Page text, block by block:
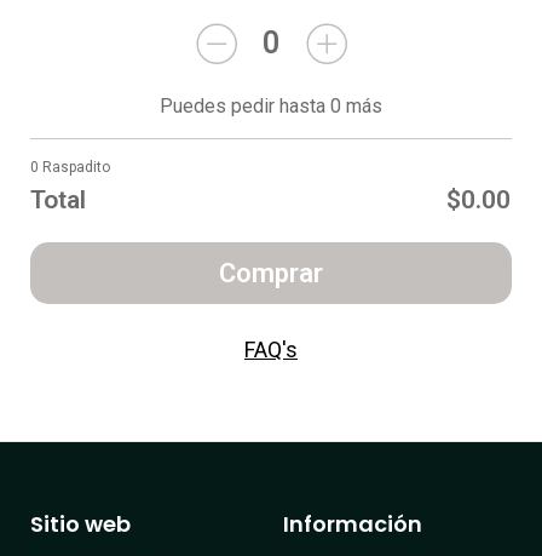
0
Puedes pedir hasta 0 más
0 Raspadito
Total $0.00
Comprar
FAQ's
Sitio web Información